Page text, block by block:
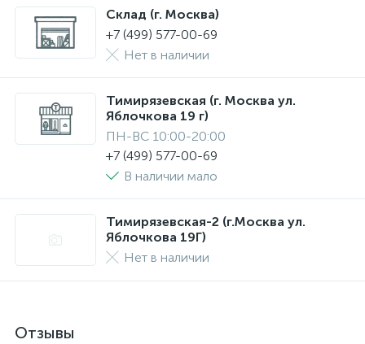
Склад (г. Москва)
+7 (499) 577-00-69
Нет в наличии
Тимирязевская (г. Москва ул.
Яблочкова 19 г)
ПН-ВС 10:00-20:00
+7 (499) 577-00-69
В наличии мало
Тимирязевская-2 (г.Москва ул.
Яблочкова 19Г)
Нет в наличии
Отзывы